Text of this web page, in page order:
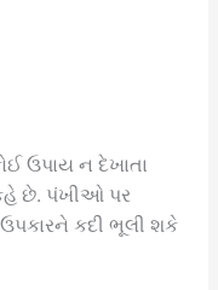
ઉપાય ન દેખાતા
છે. પંખીઓ પર
કદી ભૂલી શકે